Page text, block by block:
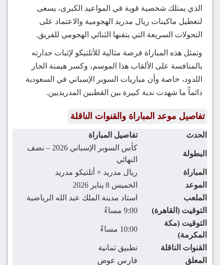
الذي يمتلك شخصية قوية في المواعيد الكبرى، يسعى
لتعطيل ماكينات ريال مدريد الهجومية والاعتماد على
التحولات السريعة التي يتقنها الثنائي الهجومي للفريق.
وتمثل هذه المباراة فرصة مثالية للأتلتيكو لإثبات جدارته
بالمنافسة على الألقاب هذا الموسم، وكسر هيمنة الجار
اللدود، خاصة وأن مباريات السوبر الإسباني في السعودية
دائماً ما شهدت ندية كبيرة بين القطبين المدريديين.
تفاصيل موعد المباراة والقنوات الناقلة
الحدث تفاصيل المباراة
البطولة
كأس السوبر الإسباني 2026 – نصف
النهائي
المباراة
ريال مدريد × أتلتيكو مدريد
الموعد
الخميس 8 يناير 2026
الملعب
استاد مدينة الملك عبد الله الرياضية
التوقيت (القاهرة)
9:00 مساءً
التوقيت (مكة
المكرمة)
10:00 مساءً
القنوات الناقلة
تطبيق ثمانية
المعلق
فارس عوض